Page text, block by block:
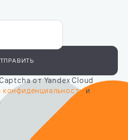
от Yandex Cloud
конфиденциальностии